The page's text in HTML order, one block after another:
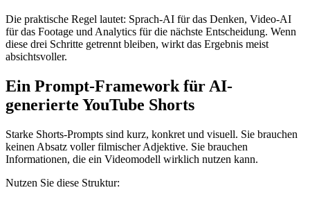
Die praktische Regel lautet: Sprach-AI für das Denken, Video-AI
für das Footage und Analytics für die nächste Entscheidung. Wenn
diese drei Schritte getrennt bleiben, wirkt das Ergebnis meist
absichtsvoller.
Ein Prompt-Framework für AI-
generierte YouTube Shorts
Starke Shorts-Prompts sind kurz, konkret und visuell. Sie brauchen
keinen Absatz voller filmischer Adjektive. Sie brauchen
Informationen, die ein Videomodell wirklich nutzen kann.
Nutzen Sie diese Struktur: